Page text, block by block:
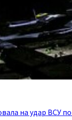
на удар ВСУ